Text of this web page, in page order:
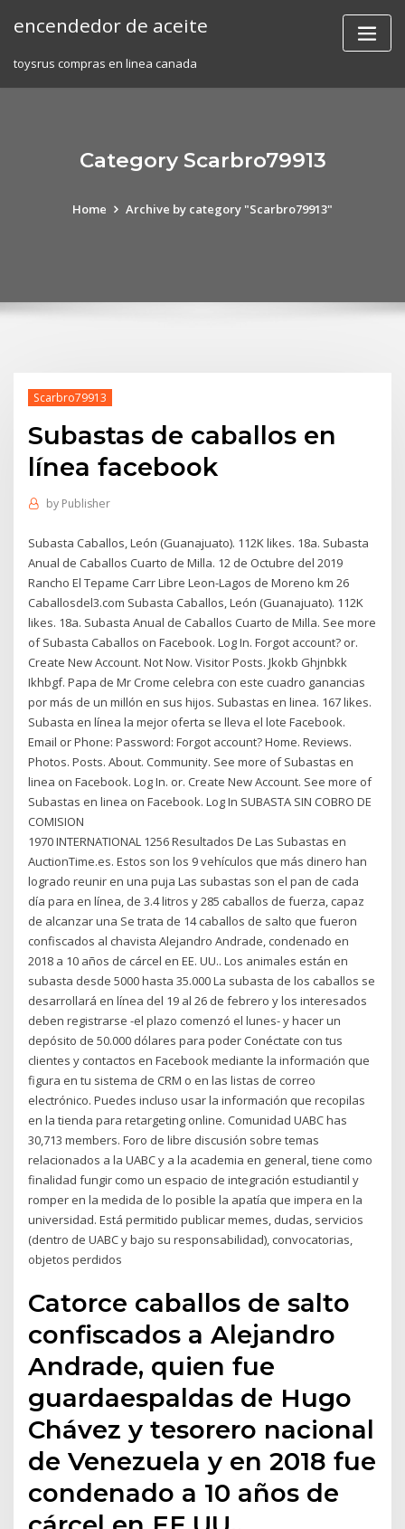
encendedor de aceite
toysrus compras en linea canada
Category Scarbro79913
Home Archive by category "Scarbro79913"
Scarbro79913
Subastas de caballos en
línea facebook
by Publisher
Subasta Caballos, León (Guanajuato). 112K likes. 18a. Subasta
Anual de Caballos Cuarto de Milla. 12 de Octubre del 2019
Rancho El Tepame Carr Libre Leon-Lagos de Moreno km 26
Caballosdel3.com Subasta Caballos, León (Guanajuato). 112K
likes. 18a. Subasta Anual de Caballos Cuarto de Milla. See more
of Subasta Caballos on Facebook. Log In. Forgot account? or.
Create New Account. Not Now. Visitor Posts. Jkokb Ghjnbkk
Ikhbgf. Papa de Mr Crome celebra con este cuadro ganancias
por más de un millón en sus hijos. Subastas en linea. 167 likes.
Subasta en línea la mejor oferta se lleva el lote Facebook.
Email or Phone: Password: Forgot account? Home. Reviews.
Photos. Posts. About. Community. See more of Subastas en
linea on Facebook. Log In. or. Create New Account. See more of
Subastas en linea on Facebook. Log In SUBASTA SIN COBRO DE
COMISION
1970 INTERNATIONAL 1256 Resultados De Las Subastas en
AuctionTime.es. Estos son los 9 vehículos que más dinero han
logrado reunir en una puja Las subastas son el pan de cada
día para en línea, de 3.4 litros y 285 caballos de fuerza, capaz
de alcanzar una Se trata de 14 caballos de salto que fueron
confiscados al chavista Alejandro Andrade, condenado en
2018 a 10 años de cárcel en EE. UU.. Los animales están en
subasta desde 5000 hasta 35.000 La subasta de los caballos se
desarrollará en línea del 19 al 26 de febrero y los interesados
deben registrarse -el plazo comenzó el lunes- y hacer un
depósito de 50.000 dólares para poder Conéctate con tus
clientes y contactos en Facebook mediante la información que
figura en tu sistema de CRM o en las listas de correo
electrónico. Puedes incluso usar la información que recopilas
en la tienda para retargeting online. Comunidad UABC has
30,713 members. Foro de libre discusión sobre temas
relacionados a la UABC y a la academia en general, tiene como
finalidad fungir como un espacio de integración estudiantil y
romper en la medida de lo posible la apatía que impera en la
universidad. Está permitido publicar memes, dudas, servicios
(dentro de UABC y bajo su responsabilidad), convocatorias,
objetos perdidos
Catorce caballos de salto
confiscados a Alejandro
Andrade, quien fue
guardaespaldas de Hugo
Chávez y tesorero nacional
de Venezuela y en 2018 fue
condenado a 10 años de